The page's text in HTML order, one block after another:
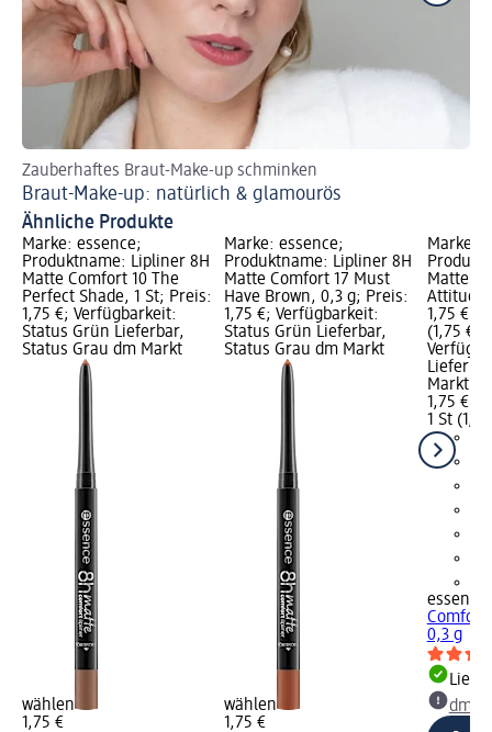
Zauberhaftes Braut-Make-up schminken
Braut-Make-up: natürlich & glamourös
Ähnliche Produkte
Marke: essence;
Produktname: Lipliner 8H
Matte Comfort 10 The
Perfect Shade, 1 St; Preis:
1,75 €; Verfügbarkeit:
Status Grün Lieferbar,
Status Grau dm Markt
wählen
1,75 €
Marke: essence;
Produktname: Lipliner 8H
Matte Comfort 17 Must
Have Brown, 0,3 g; Preis:
1,75 €; Verfügbarkeit:
Status Grün Lieferbar,
Status Grau dm Markt
wählen
1,75 €
Marke:
Matte
1,75 €;
(1,75 €
Markt
1,75 €
1 St
essence
Comfort
0,3 g
dm